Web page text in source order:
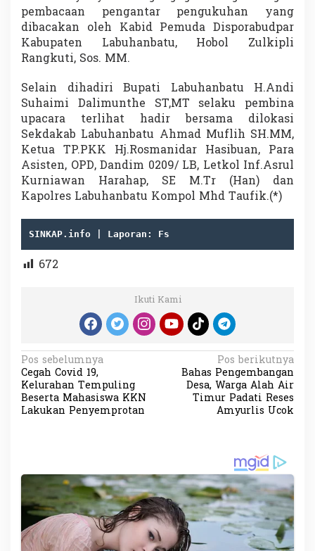
pembacaan pengantar pengukuhan yang
dibacakan oleh Kabid Pemuda Disporabudpar
Kabupaten Labuhanbatu, Hobol Zulkipli
Rangkuti, Sos. MM.
Selain dihadiri Bupati Labuhanbatu H.Andi
Suhaimi Dalimunthe ST,MT selaku pembina
upacara terlihat hadir bersama dilokasi
Sekdakab Labuhanbatu Ahmad Muflih SH.MM,
Ketua TP.PKK Hj.Rosmanidar Hasibuan, Para
Asisten, OPD, Dandim 0209/ LB, Letkol Inf.Asrul
Kurniawan Harahap, SE M.Tr (Han) dan
Kapolres Labuhanbatu Kompol Mhd Taufik.(*)
SINKAP.info | Laporan: Fs
672
Ikuti Kami
N
a
v
s
i
p
o
Pos sebelumnya
Cegah Covid 19,
Kelurahan Tempuling
Beserta Mahasiswa KKN
Lakukan Penyemprotan
Pos berikutnya
Bahas Pengembangan
Desa, Warga Alah Air
Timur Padati Reses
Amyurlis Ucok